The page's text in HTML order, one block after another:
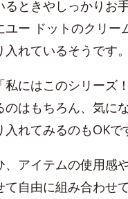
るときやしっかりお
ユー ドットのクリー
れているそうです。
私にはこのシリーズ
のはもちろん、気に
れてみるのもOKで
アイテムの使用感や
て自由に組み合わせ